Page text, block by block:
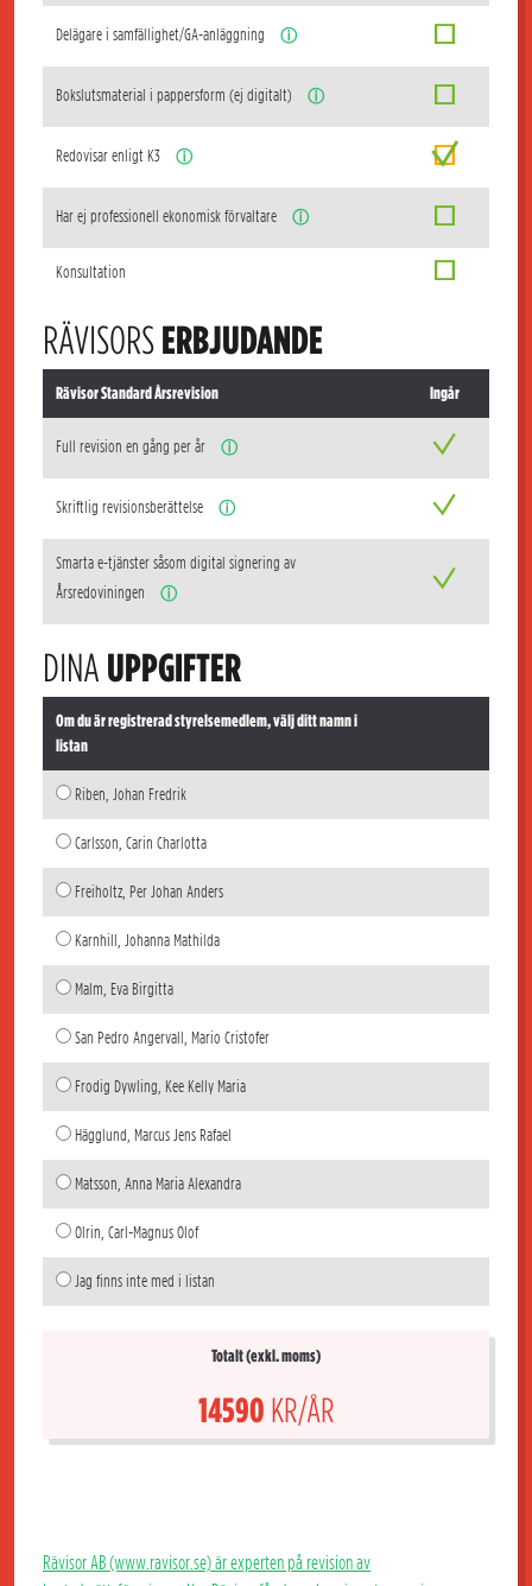
Delägare i samfällighet/GA-anläggning ⓘ
Bokslutsmaterial i pappersform (ej digitalt) ⓘ
Redovisar enligt K3 ⓘ
Har ej professionell ekonomisk förvaltare ⓘ
Konsultation
RÄVISORSERBJUDANDE
Rävisor Standard Årsrevision Ingår
Full revision en gång per år ⓘ
Skriftlig revisionsberättelse ⓘ
Smarta e-tjänster såsom digital signering av
Årsredoviningen
ⓘ
DINA UPPGIFTER
Om du är registrerad styrelsemedlem, välj ditt namn i
listan
Riben, Johan Fredrik
Carlsson, Carin Charlotta
Freiholtz, Per Johan Anders
Karnhill, Johanna Mathilda
Malm, Eva Birgitta
San Pedro Angervall, Mario Cristofer
Frodig Dywling, Kee Kelly Maria
Hägglund, Marcus Jens Rafael
Matsson, Anna Maria Alexandra
Olrin, Carl-Magnus Olof
Jag finns inte med i listan
Totalt (exkl. moms)
14590 KR/ÅR
Rävisor AB (www.ravisor.se) är experten på revision av